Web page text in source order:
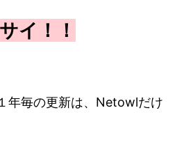
イ！！
年毎の更新は、Netowlだけ